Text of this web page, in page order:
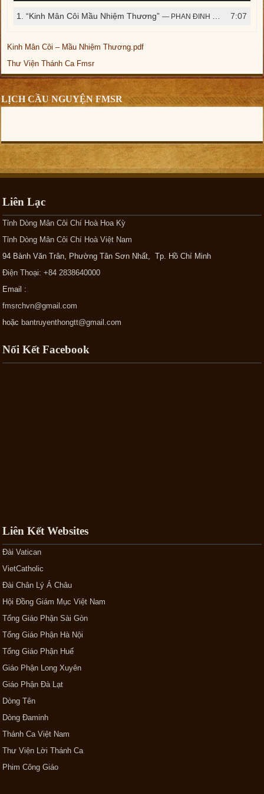
thanh
1.“Kinh Mân Côi Mầu Nhiệm Thương”— PHAN ĐINH TÙNG 7:07
Kinh Mân Côi – Mầu Nhiệm Thương.pdf
Thư Viện Thánh Ca Fmsr
LỊCH CẦU NGUYỆN FMSR
Liên Lạc
Tỉnh Dòng Mân Côi Chí Hoà Hoa Kỳ
Tỉnh Dòng Mân Côi Chí Hoà Việt Nam
94 Bành Văn Trân, Phường Tân Sơn Nhất, Tp. Hồ Chí Minh
Điện Thoại: +84 2838640000
Email :
fmsrchvn@gmail.com
hoặc bantruyenthongtt@gmail.com
Nối Kết Facebook
Liên Kết Websites
Đài Vatican
VietCatholic
Đài Chân Lý Á Châu
Hội Đồng Giám Mục Việt Nam
Tổng Giáo Phận Sài Gòn
Tổng Giáo Phận Hà Nội
Tổng Giáo Phận Huế
Giáo Phận Long Xuyên
Giáo Phận Đà Lạt
Dòng Tên
Dòng Đaminh
Thánh Ca Việt Nam
Thư Viện Lời Thánh Ca
Phim Công Giáo